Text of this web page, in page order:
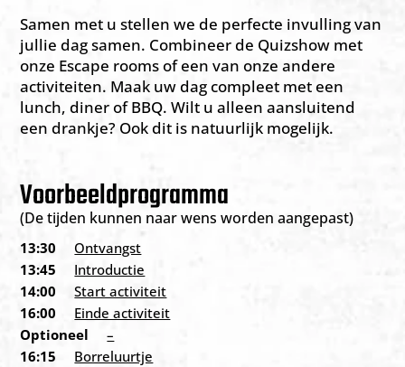
Samen met u stellen we de perfecte invulling van
jullie dag samen. Combineer de Quizshow met
onze Escape rooms of een van onze andere
activiteiten. Maak uw dag compleet met een
lunch, diner of BBQ. Wilt u alleen aansluitend
een drankje? Ook dit is natuurlijk mogelijk.
Voorbeeldprogramma
(De tijden kunnen naar wens worden aangepast)
13:30
Ontvangst
13:45
Introductie
14:00
Start activiteit
16:00
Einde activiteit
Optioneel
–
16:15
Borreluurtje